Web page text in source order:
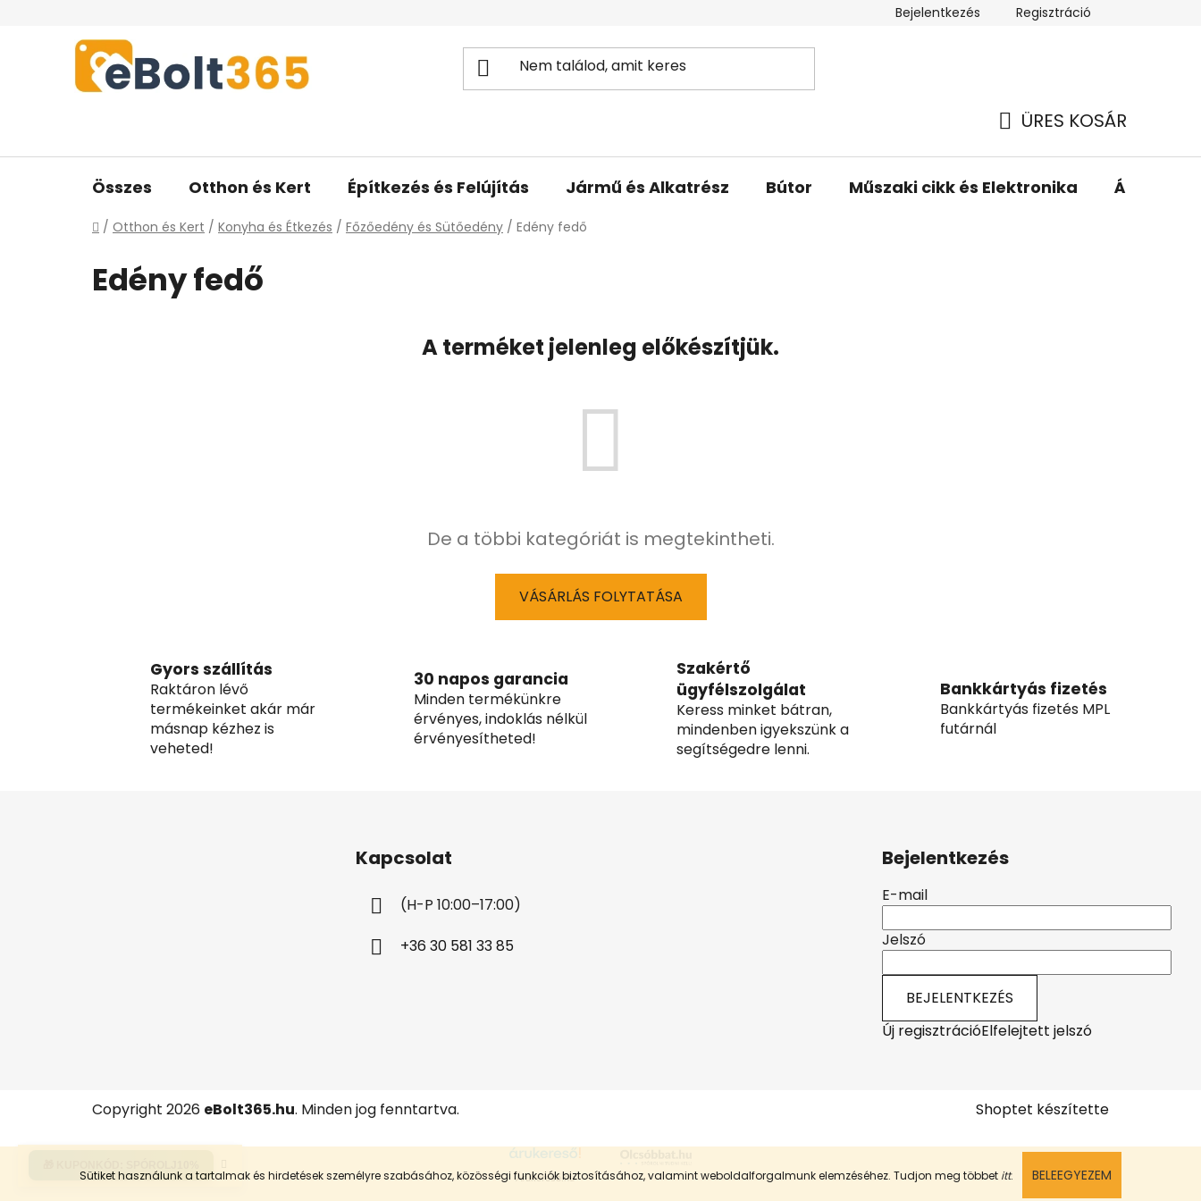
Sütiket használunk a tartalmak és hirdetések személyre szabásához, közösségi funkciók biztosításához, valamint weboldalforgalmunk elemzéséhez. Tudjon meg többet itt. BELEEGYEZEM
Bejelentkezés Regisztráció
ÜRES KOSÁR
Összes Otthon és Kert Építkezés és Felújítás Jármű és Alkatrész Bútor Műszaki cikk és Elektronika
Kezdőlap
/ Otthon és Kert / Konyha és Étkezés / Főzőedény és Sütőedény / Edény fedő
Edény fedő
A terméket jelenleg előkészítjük.
De a többi kategóriát is megtekintheti.
VÁSÁRLÁS FOLYTATÁSA
Gyors szállítás
Raktáron lévő
termékeinket akár már
másnap kézhez is
veheted!
30 napos garancia
Minden termékünkre
érvényes, indoklás nélkül
érvényesítheted!
Szakértő
ügyfélszolgálat
Keress minket bátran,
mindenben igyekszünk a
segítségedre lenni.
Bankkártyás fizetés
Bankkártyás fizetés MPL
futárnál
Kapcsolat
(H-P 10:00–17:00)
+36 30 581 33 85
Bejelentkezés
E-mail
Jelszó
BEJELENTKEZÉS
Új regisztrációElfelejtett jelszó
Shoptet készítette
Copyright 2026 eBolt365.hu. Minden jog fenntartva.
Árukereső.hu